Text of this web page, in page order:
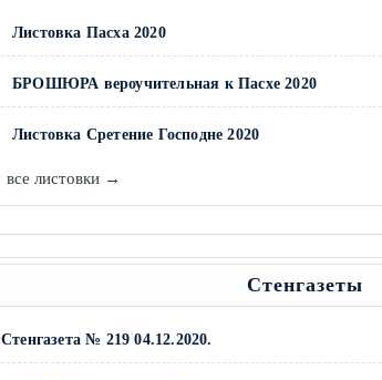
Листовка Пасха 2020
БРОШЮРА вероучительная к Пасхе 2020
Листовка Сретение Господне 2020
все листовки →
Стенгазеты
Стенгазета № 219 04.12.2020.